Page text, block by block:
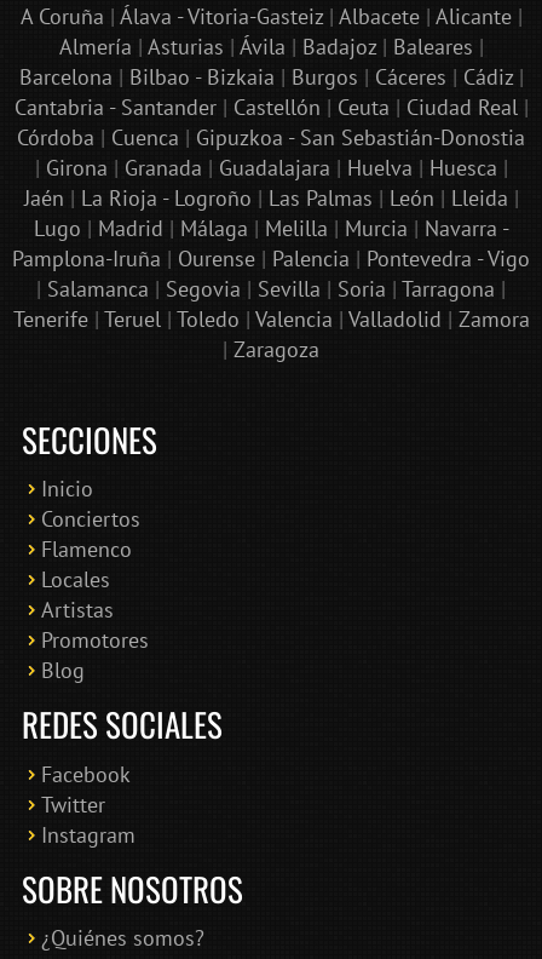
A Coruña | Álava - Vitoria-Gasteiz| Albacete| Alicante|
Almería | Asturias | Ávila | Badajoz| Baleares |
Barcelona | Bilbao - Bizkaia | Burgos | Cáceres | Cádiz|
Cantabria - Santander| Castellón | Ceuta | Ciudad Real|
Córdoba | Cuenca | Gipuzkoa - San Sebastián-Donostia
| Girona | Granada | Guadalajara | Huelva | Huesca |
Jaén | La Rioja - Logroño | Las Palmas | León | Lleida |
Lugo | Madrid | Málaga | Melilla | Murcia | Navarra -
Pamplona-Iruña | Ourense | Palencia | Pontevedra - Vigo
| Salamanca | Segovia | Sevilla | Soria | Tarragona |
Tenerife| Teruel| Toledo | Valencia | Valladolid | Zamora
| Zaragoza
SECCIONES
Inicio
Conciertos
Flamenco
Locales
Artistas
Promotores
Blog
REDES SOCIALES
Facebook
Twitter
Instagram
SOBRE NOSOTROS
¿Quiénes somos?